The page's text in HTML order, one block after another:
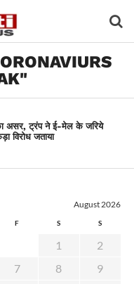
का असर, ट्रंप ने ई-मेल के जरिये
विरोध जताया
August 2026
F S S
1
2
7 8
9